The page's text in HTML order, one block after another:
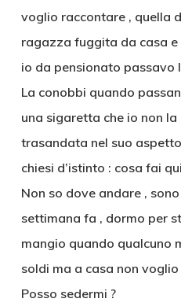
voglio raccontare , quella
ragazza fuggita da casa
io da pensionato passavo
La conobbi quando
una sigaretta che io non
trasandata nel suo
chiesi d’istinto : cosa fai
Non so dove andare ,
settimana fa , dormo per
mangio quando qualcuno
soldi ma a casa non
Posso sedermi ?